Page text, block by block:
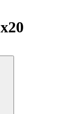
x20